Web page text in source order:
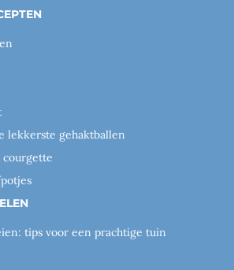
lekkerste gehaktballen
tips voor een prachtige tuin